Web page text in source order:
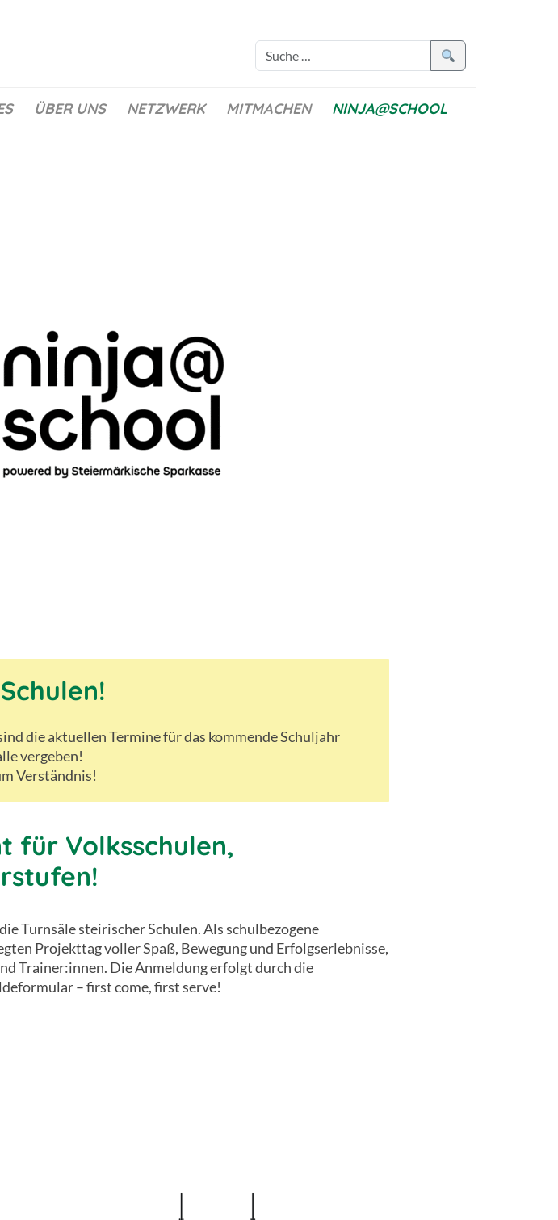
ÜBER UNS NETZWERK MITMACHEN NINJA@SCHOOL
die aktuellen Termine für das kommende Schuljahr
vergeben!
Verständnis!
für Volksschulen,
Turnsäle steirischer Schulen. Als schulbezogene
Projekttag voller Spaß, Bewegung und Erfolgserlebnisse,
Trainer:innen. Die Anmeldung erfolgt durch die
– first come, first serve!